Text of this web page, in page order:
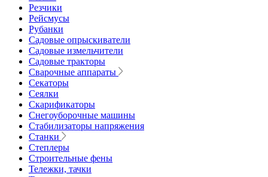
Резчики
Рейсмусы
Рубанки
Садовые опрыскиватели
Садовые измельчители
Садовые тракторы
Сварочные аппараты
Секаторы
Сеялки
Скарификаторы
Снегоуборочные машины
Стабилизаторы напряжения
Станки
Степлеры
Строительные фены
Тележки, тачки